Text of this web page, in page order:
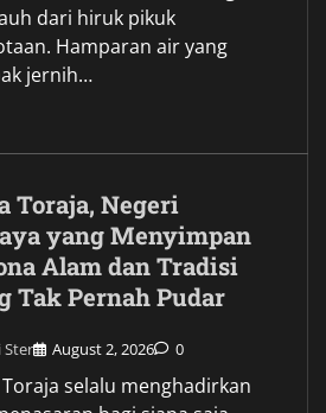
dari hiruk pikuk
Hamparan air yang
jernih…
Toraja, Negeri
yang Menyimpan
Alam dan Tradisi
Tak Pernah Pudar
Ster August 2, 2026 0
selalu menghadirkan